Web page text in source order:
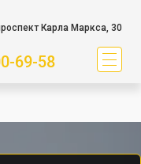
Карла Маркса, 30
69-58